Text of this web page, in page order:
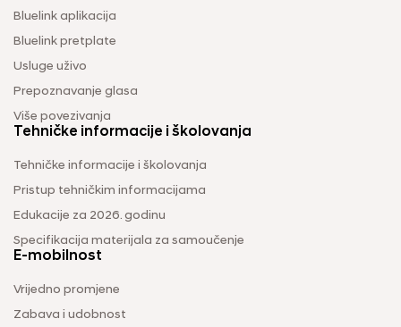
Bluelink aplikacija
Bluelink pretplate
Usluge uživo
Prepoznavanje glasa
Više povezivanja
Tehničke informacije i školovanja
Tehničke informacije i školovanja
Pristup tehničkim informacijama
Edukacije za 2026. godinu
Specifikacija materijala za samoučenje
E-mobilnost
Vrijedno promjene
Zabava i udobnost